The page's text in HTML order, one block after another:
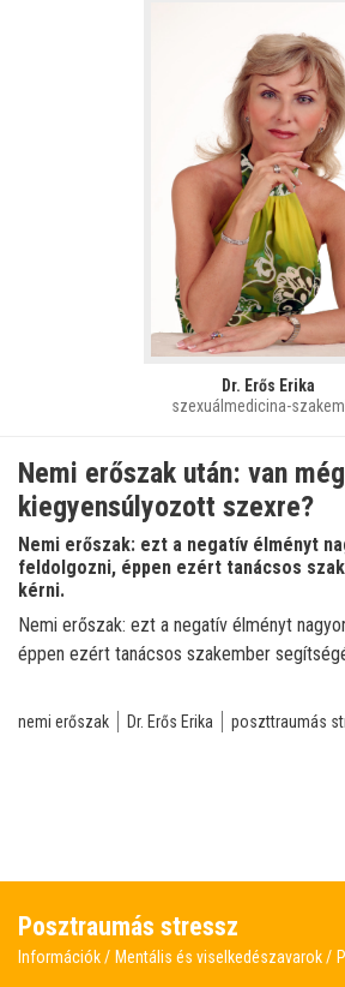
Dr. Erős Erika
szexuálmedicina-
Nemi erőszak után: van
kiegyensúlyozott szexre?
Nemi erőszak: ezt a negatív élményt
feldolgozni, éppen ezért tanácsos
kérni.
Nemi erőszak: ezt a negatív élményt
éppen ezért tanácsos szakember
nemi erőszak Dr. Erős Erika poszttraumás
Posztraumás stressz
Információk Mentális és viselkedészavarok